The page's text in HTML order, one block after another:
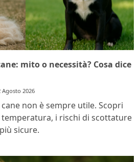
mito o necessità? Cosa dice
Agosto 2026
non è sempre utile. Scopri
i rischi di scottature
sicure.